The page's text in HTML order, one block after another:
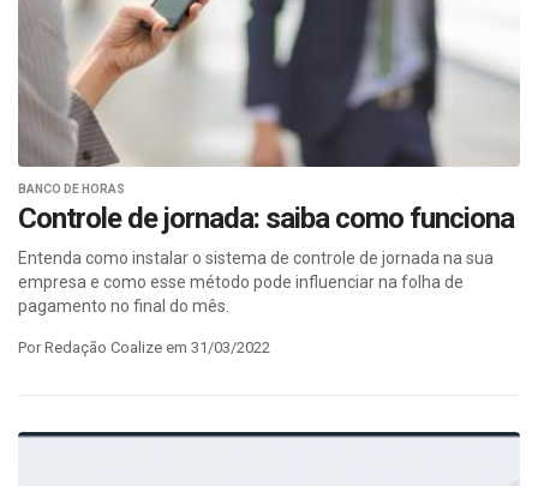
BANCO DE HORAS
Controle de jornada: saiba como funciona
Entenda como instalar o sistema de controle de jornada na sua
empresa e como esse método pode influenciar na folha de
pagamento no final do mês.
Por Redação Coalize em 31/03/2022